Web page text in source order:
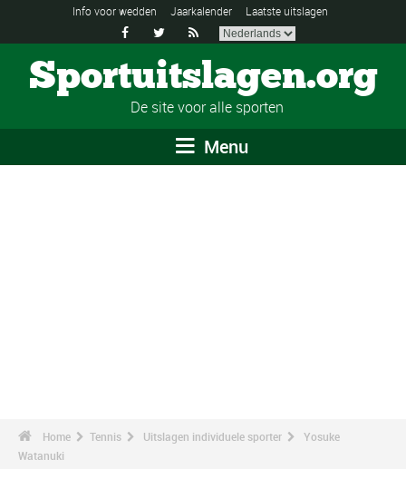
Info voor wedden Jaarkalender Laatste uitslagen
  
Sportuitslagen.org
De site voor alle sporten
Menu
Home Tennis Uitslagen individuele sporter
Yosuke
Watanuki